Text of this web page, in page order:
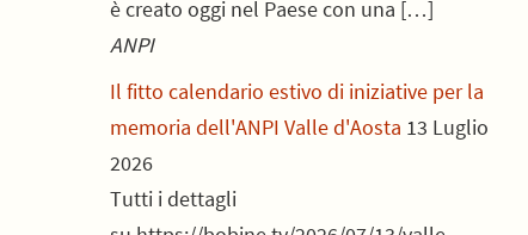
è creato oggi nel Paese con una […]
ANPI
Il fitto calendario estivo di iniziative per la
memoria dell'ANPI Valle d'Aosta 13 Luglio
2026
Tutti i dettagli